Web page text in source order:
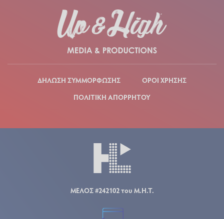
ΔΗΛΩΣΗ ΣΥΜΜΟΡΦΩΣΗΣ
ΟΡΟΙ ΧΡΗΣΗΣ
ΠΟΛΙΤΙΚΗ ΑΠΟΡΡΗΤΟΥ
ΜΕΛΟΣ #242102 του Μ.Η.Τ.